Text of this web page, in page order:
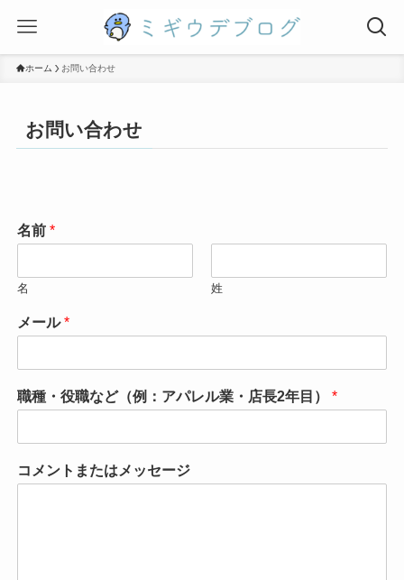
ホーム お問い合わせ
お問い合わせ
名前 *
名 姓
メール*
職種・役職など（例：アパレル業・店長2年目） *
コメントまたはメッセージ